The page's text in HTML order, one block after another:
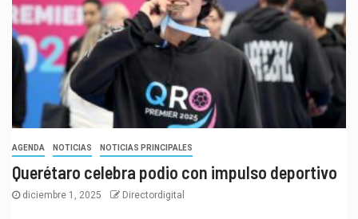
AGENDA NOTICIAS NOTICIAS PRINCIPALES
Querétaro celebra podio con impulso deportivo
diciembre 1, 2025 Directordigital